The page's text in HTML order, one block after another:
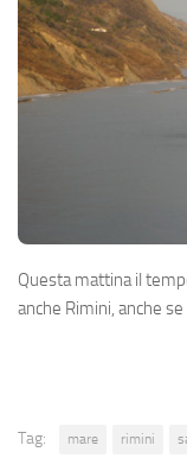
Questa mattina il
anche Rimini, anche
Tag: mare rimini